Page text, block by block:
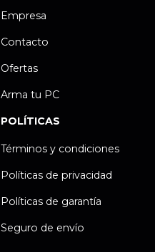
Empresa
Contacto
Ofertas
Arma tu PC
POLÍTICAS
Términos y condiciones
Políticas de privacidad
Políticas de garantía
Seguro de envío